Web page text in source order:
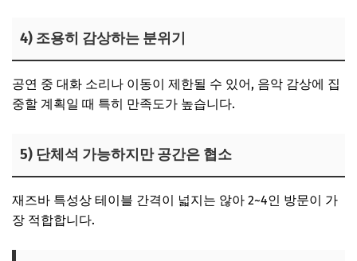
4) 조용히 감상하는 분위기
공연 중 대화 소리나 이동이 제한될 수 있어, 음악 감상에 집
중할 계획일 때 특히 만족도가 높습니다.
5) 단체석 가능하지만 공간은 협소
재즈바 특성상 테이블 간격이 넓지는 않아 2~4인 방문이 가
장 적합합니다.